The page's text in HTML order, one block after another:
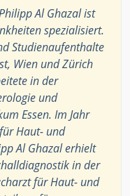
Al Ghazal ist
spezialisiert.
Studienaufenthalte
Wien und Zürich
in der
und
Essen. Im Jahr
Haut- und
Al Ghazal erhielt
in der
für Haut- und